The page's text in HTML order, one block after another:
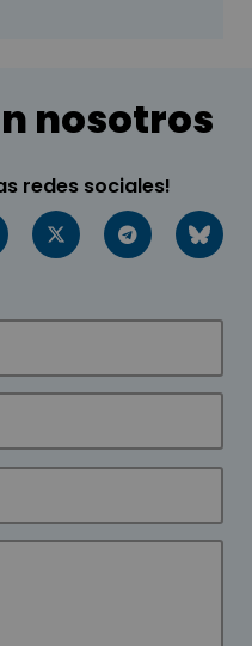
nosotros
redes sociales!